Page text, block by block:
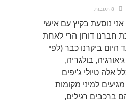
8 תגובות
נוסעת בקיץ עם אישי
חברנו דורון הרי לאחת
היום ביקרנו כבר (לפי
בולגריה,
אלה טיולי ג'יפים
למיני מקומות
ברכבים רגילים,